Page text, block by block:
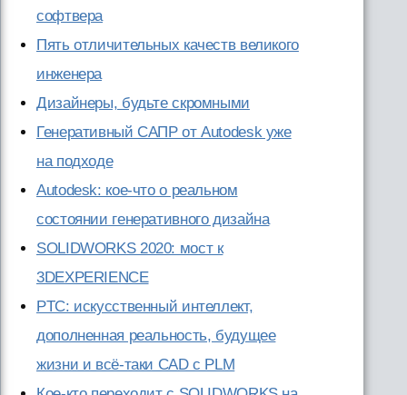
софтвера
Пять отличительных качеств великого
инженера
Дизайнеры, будьте скромными
Генеративный САПР от Autodesk уже
на подходе
Autodesk: кое-что о реальном
состоянии генеративного дизайна
SOLIDWORKS 2020: мост к
3DEXPERIENCE
PTC: искусственный интеллект,
дополненная реальность, будущее
жизни и всё-таки CAD с PLM